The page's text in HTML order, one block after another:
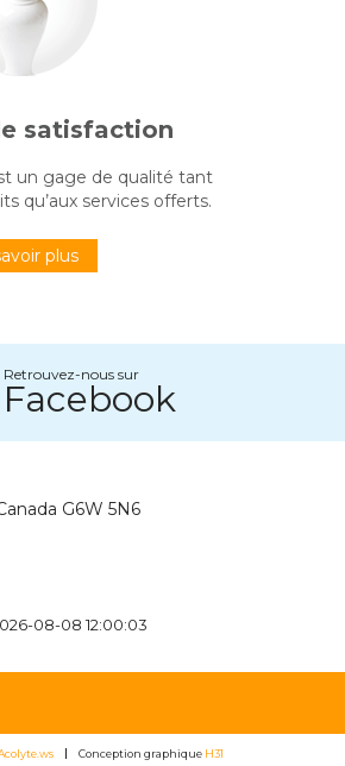
satisfaction
un gage de qualité tant
qu’aux services offerts.
plus
Retrouvez-nous sur
Facebook
G6W 5N6
08-08 12:00:03
Conception graphique H31